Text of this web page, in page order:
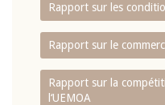
Rapport sur les
Rapport sur le
Rapport sur la
l‘UEMOA